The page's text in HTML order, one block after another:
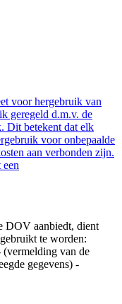
voor hergebruik van
geregeld d.m.v. de
Dit betekent dat elk
voor onbepaalde
aan verbonden zijn.
DOV aanbiedt, dient
te worden:
van de
gegevens) -